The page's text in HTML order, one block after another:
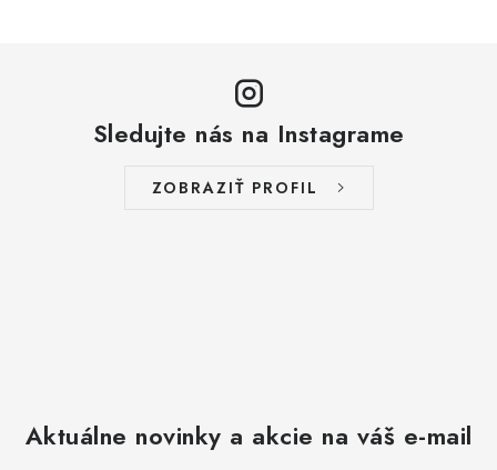
Sledujte nás na Instagrame
ZOBRAZIŤ PROFIL
Aktuálne novinky a akcie na váš e-mail